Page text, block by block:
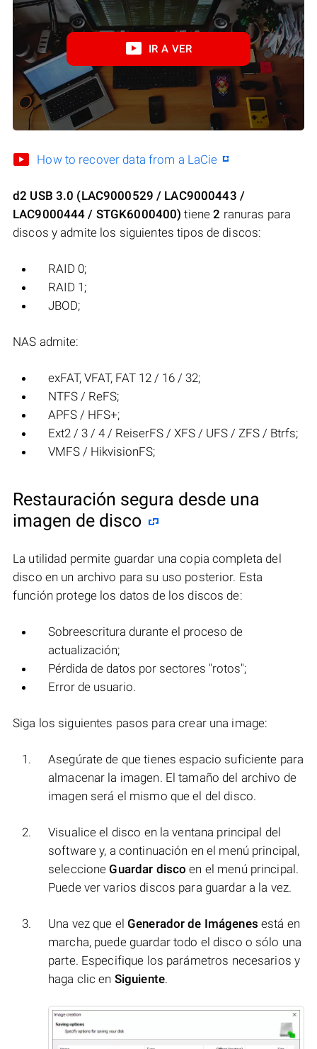
IR A VER
How to recover data from a LaCie
d2 USB 3.0 (LAC9000529 / LAC9000443 /
LAC9000444 / STGK6000400) tiene2 ranuras para
discos y admite los siguientes tipos de discos:
RAID 0;
RAID 1;
JBOD;
NAS admite:
exFAT, VFAT, FAT 12 / 16 / 32;
NTFS / ReFS;
APFS / HFS+;
Ext2 / 3 / 4 / ReiserFS / XFS / UFS / ZFS / Btrfs;
VMFS / HikvisionFS;
Restauración segura desde una
imagen de disco
La utilidad permite guardar una copia completa del
disco en un archivo para su uso posterior. Esta
función protege los datos de los discos de:
Sobreescritura durante el proceso de
actualización;
Pérdida de datos por sectores "rotos";
Error de usuario.
Siga los siguientes pasos para crear una image:
Asegúrate de que tienes espacio suficiente para
almacenar la imagen. El tamaño del archivo de
imagen será el mismo que el del disco.
Visualice el disco en la ventana principal del
software y, a continuación en el menú principal,
seleccioneGuardar disco en el menú principal.
Puede ver varios discos para guardar a la vez.
Una vez que el Generador de Imágenes está en
marcha, puede guardar todo el disco o sólo una
parte. Especifique los parámetros necesarios y
haga clic en Siguiente.